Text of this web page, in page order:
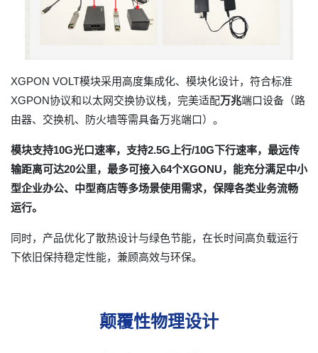
XGPON VOLT模块采用高度集成化、模块化设计，符合标准
XGPON协议和以太网交换协议栈，完美适配万兆端口设备（路
由器、交换机、防火墙等需具备万兆端口）。
模块支持10G光口速率，支持2.5G上行/10G下行速率，最远传
输距离可达20公里，最多可接入64个XGONU，能充分满足中小
型企业办公、中型商店等多场景使用需求，保障各类业务流畅
运行。
同时，产品优化了散热设计与绿色节能，在长时间高负载运行
下依旧保持稳定性能，兼顾高效与环保。
颠覆性物理设计